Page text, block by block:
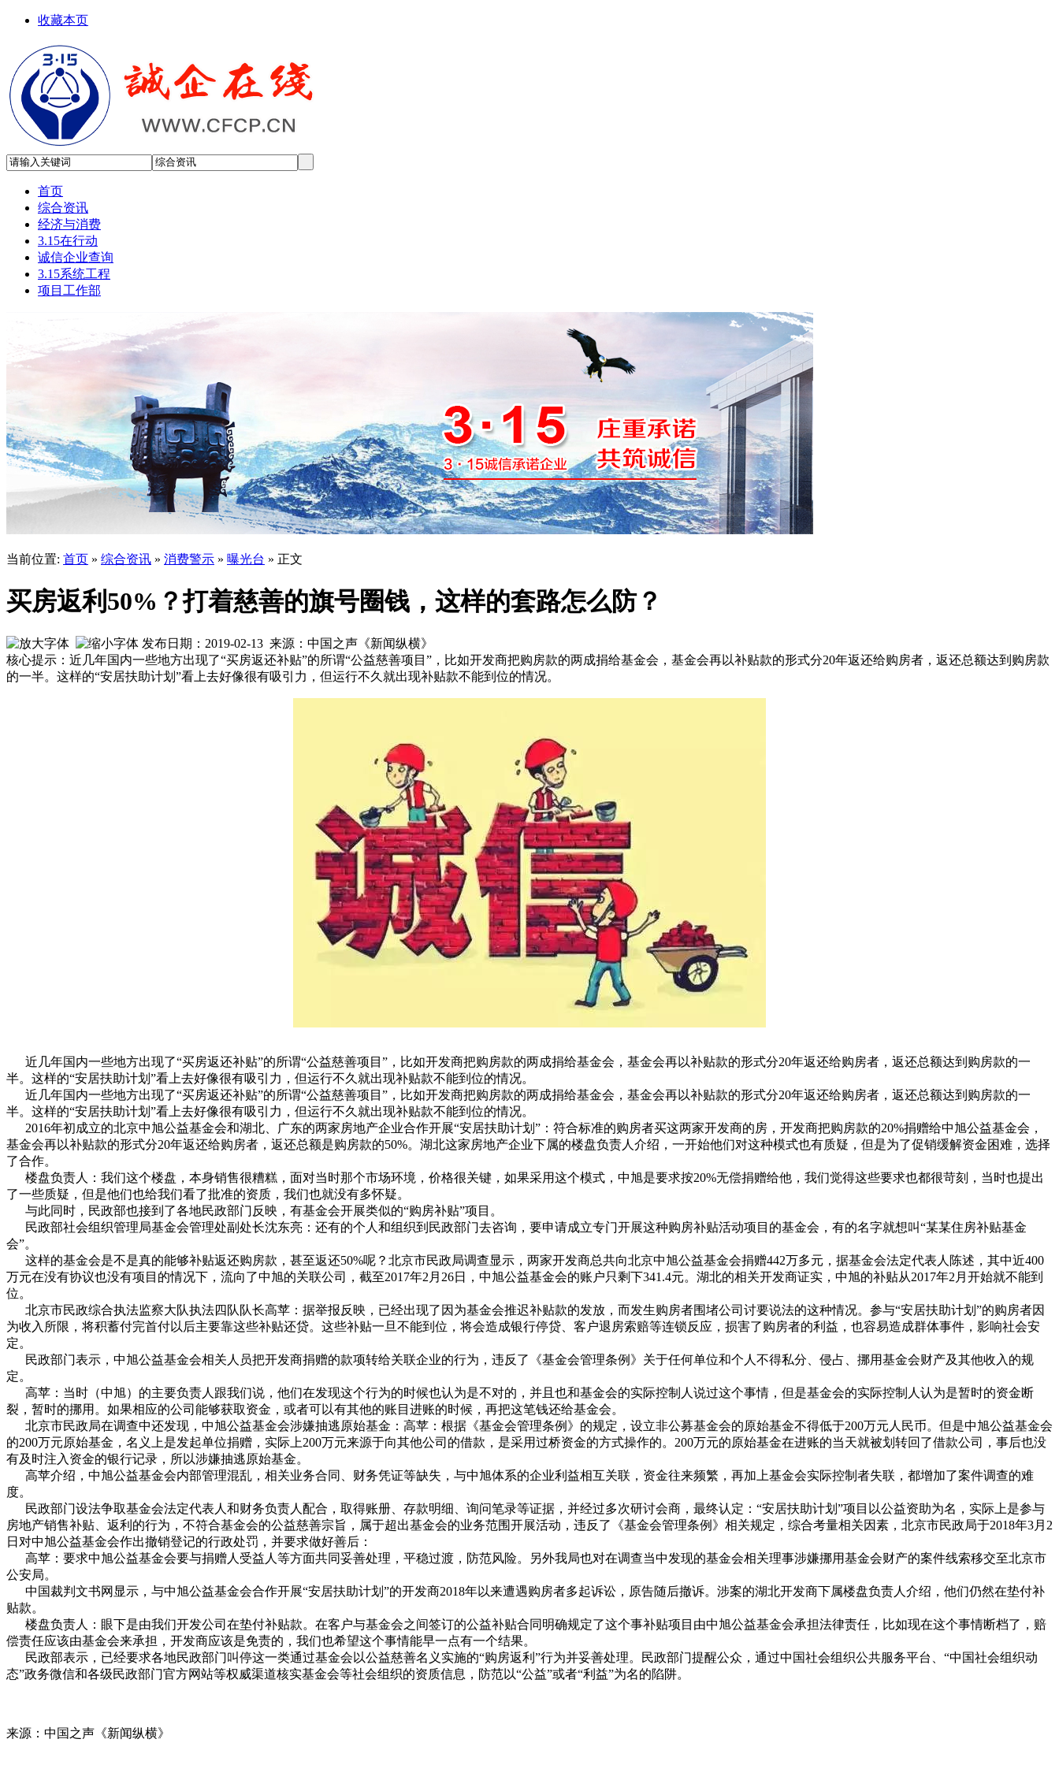
收藏本页
首页
综合资讯
经济与消费
3.15在行动
诚信企业查询
3.15系统工程
项目工作部
当前位置: 首页 » 综合资讯 » 消费警示 » 曝光台 » 正文
买房返利50%？打着慈善的旗号圈钱，这样的套路怎么防？
发布日期：2019-02-13 来源：中国之声《新闻纵横》
核心提示：近几年国内一些地方出现了“买房返还补贴”的所谓“公益慈善项目”，比如开发商把购房款的两成捐给基金会，基金会再以补贴款的形式分20年返还给购房者，返还总额达到购房款
的一半。这样的“安居扶助计划”看上去好像很有吸引力，但运行不久就出现补贴款不能到位的情况。
近几年国内一些地方出现了“买房返还补贴”的所谓“公益慈善项目”，比如开发商把购房款的两成捐给基金会，基金会再以补贴款的形式分20年返还给购房者，返还总额达到购房款的一
半。这样的“安居扶助计划”看上去好像很有吸引力，但运行不久就出现补贴款不能到位的情况。
近几年国内一些地方出现了“买房返还补贴”的所谓“公益慈善项目”，比如开发商把购房款的两成捐给基金会，基金会再以补贴款的形式分20年返还给购房者，返还总额达到购房款的一
半。这样的“安居扶助计划”看上去好像很有吸引力，但运行不久就出现补贴款不能到位的情况。
2016年初成立的北京中旭公益基金会和湖北、广东的两家房地产企业合作开展“安居扶助计划”：符合标准的购房者买这两家开发商的房，开发商把购房款的20%捐赠给中旭公益基金会，
基金会再以补贴款的形式分20年返还给购房者，返还总额是购房款的50%。湖北这家房地产企业下属的楼盘负责人介绍，一开始他们对这种模式也有质疑，但是为了促销缓解资金困难，选择
了合作。
楼盘负责人：我们这个楼盘，本身销售很糟糕，面对当时那个市场环境，价格很关键，如果采用这个模式，中旭是要求按20%无偿捐赠给他，我们觉得这些要求也都很苛刻，当时也提出
了一些质疑，但是他们也给我们看了批准的资质，我们也就没有多怀疑。
与此同时，民政部也接到了各地民政部门反映，有基金会开展类似的“购房补贴”项目。
民政部社会组织管理局基金会管理处副处长沈东亮：还有的个人和组织到民政部门去咨询，要申请成立专门开展这种购房补贴活动项目的基金会，有的名字就想叫“某某住房补贴基金
会”。
这样的基金会是不是真的能够补贴返还购房款，甚至返还50%呢？北京市民政局调查显示，两家开发商总共向北京中旭公益基金会捐赠442万多元，据基金会法定代表人陈述，其中近400
万元在没有协议也没有项目的情况下，流向了中旭的关联公司，截至2017年2月26日，中旭公益基金会的账户只剩下341.4元。湖北的相关开发商证实，中旭的补贴从2017年2月开始就不能到
位。
北京市民政综合执法监察大队执法四队队长高苹：据举报反映，已经出现了因为基金会推迟补贴款的发放，而发生购房者围堵公司讨要说法的这种情况。参与“安居扶助计划”的购房者因
为收入所限，将积蓄付完首付以后主要靠这些补贴还贷。这些补贴一旦不能到位，将会造成银行停贷、客户退房索赔等连锁反应，损害了购房者的利益，也容易造成群体事件，影响社会安
定。
民政部门表示，中旭公益基金会相关人员把开发商捐赠的款项转给关联企业的行为，违反了《基金会管理条例》关于任何单位和个人不得私分、侵占、挪用基金会财产及其他收入的规
定。
高苹：当时（中旭）的主要负责人跟我们说，他们在发现这个行为的时候也认为是不对的，并且也和基金会的实际控制人说过这个事情，但是基金会的实际控制人认为是暂时的资金断
裂，暂时的挪用。如果相应的公司能够获取资金，或者可以有其他的账目进账的时候，再把这笔钱还给基金会。
北京市民政局在调查中还发现，中旭公益基金会涉嫌抽逃原始基金：高苹：根据《基金会管理条例》的规定，设立非公募基金会的原始基金不得低于200万元人民币。但是中旭公益基金会
的200万元原始基金，名义上是发起单位捐赠，实际上200万元来源于向其他公司的借款，是采用过桥资金的方式操作的。200万元的原始基金在进账的当天就被划转回了借款公司，事后也没
有及时注入资金的银行记录，所以涉嫌抽逃原始基金。
高苹介绍，中旭公益基金会内部管理混乱，相关业务合同、财务凭证等缺失，与中旭体系的企业利益相互关联，资金往来频繁，再加上基金会实际控制者失联，都增加了案件调查的难
度。
民政部门设法争取基金会法定代表人和财务负责人配合，取得账册、存款明细、询问笔录等证据，并经过多次研讨会商，最终认定：“安居扶助计划”项目以公益资助为名，实际上是参与
房地产销售补贴、返利的行为，不符合基金会的公益慈善宗旨，属于超出基金会的业务范围开展活动，违反了《基金会管理条例》相关规定，综合考量相关因素，北京市民政局于2018年3月2
日对中旭公益基金会作出撤销登记的行政处罚，并要求做好善后：
高苹：要求中旭公益基金会要与捐赠人受益人等方面共同妥善处理，平稳过渡，防范风险。另外我局也对在调查当中发现的基金会相关理事涉嫌挪用基金会财产的案件线索移交至北京市
公安局。
中国裁判文书网显示，与中旭公益基金会合作开展“安居扶助计划”的开发商2018年以来遭遇购房者多起诉讼，原告随后撤诉。涉案的湖北开发商下属楼盘负责人介绍，他们仍然在垫付补
贴款。
楼盘负责人：眼下是由我们开发公司在垫付补贴款。在客户与基金会之间签订的公益补贴合同明确规定了这个事补贴项目由中旭公益基金会承担法律责任，比如现在这个事情断档了，赔
偿责任应该由基金会来承担，开发商应该是免责的，我们也希望这个事情能早一点有一个结果。
民政部表示，已经要求各地民政部门叫停这一类通过基金会以公益慈善名义实施的“购房返利”行为并妥善处理。民政部门提醒公众，通过中国社会组织公共服务平台、“中国社会组织动
态”政务微信和各级民政部门官方网站等权威渠道核实基金会等社会组织的资质信息，防范以“公益”或者“利益”为名的陷阱。
来源：中国之声《新闻纵横》